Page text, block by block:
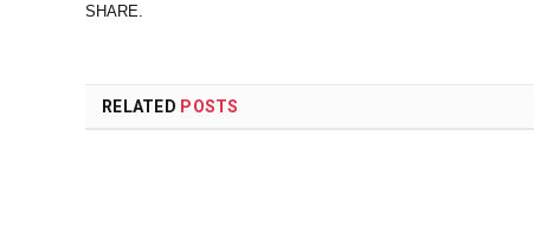
SHARE.
RELATED POSTS